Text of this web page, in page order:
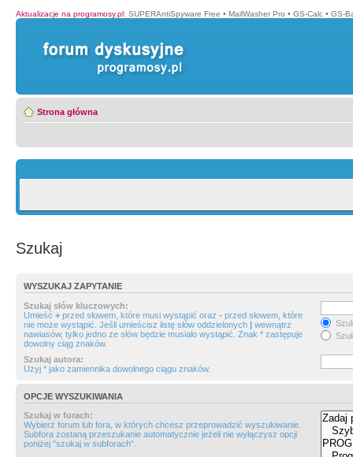
Aktualizacje na programosy.pl: SUPERAntiSpyware Free • MailWasher Pro • GS-Calc • GS-
Strona główna
Szukaj
WYSZUKAJ ZAPYTANIE
Szukaj słów kluczowych:
Umieść + przed słowem, które musi wystąpić oraz - przed słowem, które
nie może wystąpić. Jeśli umieścisz listę słów oddzielonych | wewnątrz
nawiasów, tylko jedno ze słów będzie musiało wystąpić. Znak * zastępuje
dowolny ciąg znaków.
Szukaj autora:
Użyj * jako zamiennika dowolnego ciągu znaków.
OPCJE WYSZUKIWANIA
Szukaj w forach:
Wybierz forum lub fora, w których chcesz przeprowadzić wyszukiwanie.
Subfora zostaną przeszukanie automatycznie jeżeli nie wyłączysz opcji
poniżej “szukaj w subforach“.